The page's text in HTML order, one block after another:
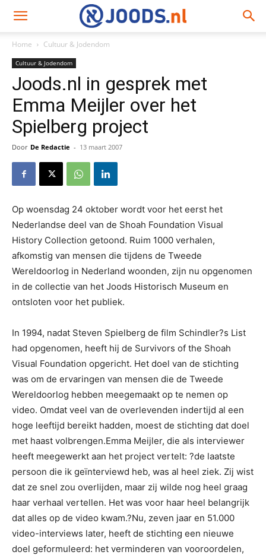
Home Cultuur & Jodendom
Cultuur & Jodendom
Joods.nl in gesprek met
Emma Meijler over het
Spielberg project
Door De Redactie - 13 maart 2007
Op woensdag 24 oktober wordt voor het eerst het
Nederlandse deel van de Shoah Foundation Visual
History Collection getoond. Ruim 1000 verhalen,
afkomstig van mensen die tijdens de Tweede
Wereldoorlog in Nederland woonden, zijn nu opgenomen
in de collectie van het Joods Historisch Museum en
ontsloten voor het publiek.
In 1994, nadat Steven Spielberg de film Schindler?s List
had opgenomen, heeft hij de Survivors of the Shoah
Visual Foundation opgericht. Het doel van de stichting
was om de ervaringen van mensen die de Tweede
Wereldoorlog hebben meegemaakt op te nemen op
video. Omdat veel van de overlevenden indertijd al een
hoge leeftijd bereikt hadden, moest de stichting dat doel
met haast volbrengen.Emma Meijler, die als interviewer
heeft meegewerkt aan het project vertelt: ?de laatste
persoon die ik geïnterviewd heb, was al heel ziek. Zij wist
dat ze snel zou overlijden, maar zij wilde nog heel graag
haar verhaal vertellen. Het was voor haar heel belangrijk
dat alles op de video kwam.?Nu, zeven jaar en 51.000
video-interviews later, heeft de stichting een nieuwe
doel geformuleerd: het verminderen van vooroordelen,